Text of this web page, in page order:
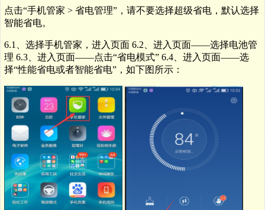
点击“手机管家 > 省电管理” ，请不要选择超级省电，默认选择
智能省电。
6.1、选择手机管家，进入页面 6.2、进入页面——选择电池管
理 6.3、进入页面——点击“省电模式” 6.4、进入页面——选
择“性能省电或者智能省电”，如下图所示：